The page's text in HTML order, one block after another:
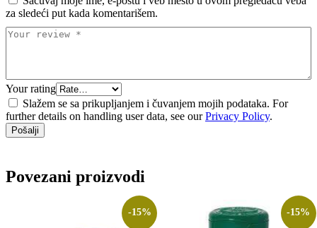
za sledeći put kada komentarišem.
Your rating
Slažem se sa prikupljanjem i čuvanjem mojih podataka. For
further details on handling user data, see ourPrivacy Policy.
Povezani proizvodi
-15% -15%